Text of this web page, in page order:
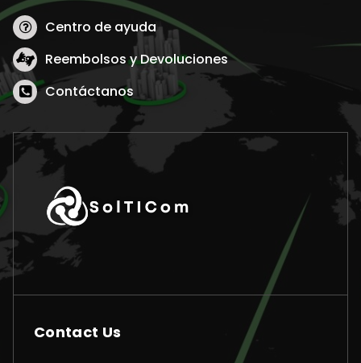
Centro de ayuda
Reembolsos y Devoluciones
Contáctanos
Contact Us